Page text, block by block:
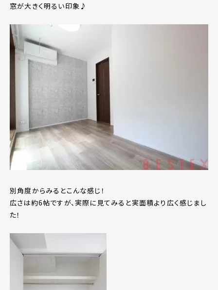
窓が大きく明るい印象♪
別角度からみるとこんな感じ！
広さは約6帖ですが、実際に見てみると実面積より広く感じまし
た！